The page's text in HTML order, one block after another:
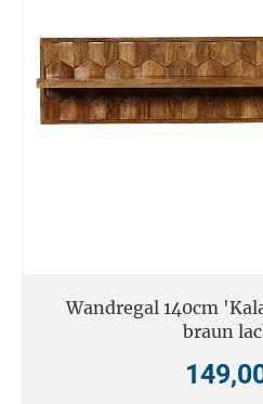
Wandregal 140cm
braun